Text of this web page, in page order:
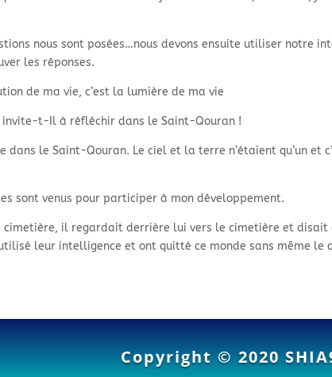
nous sont posées…nous devons ensuite utiliser notre
les réponses.
de ma vie, c’est la lumière de ma vie
invite-t- Il à réfléchir dans le Saint-Qouran !
dans le Saint-Qouran. Le ciel et la terre n’étaient qu’un et
sont venus pour participer à mon développement.
cimetière, il regardait derrière lui vers le cimetière et disait
leur intelligence et ont quitté ce monde sans même le
Copyright © 2020